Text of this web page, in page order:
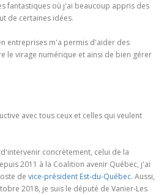
fantastiques où j'ai beaucoup appris des
de certaines idées.
entreprises m'a permis d'aider des
le virage numérique et ainsi de bien gérer
avec tous ceux et celles qui veulent
concrètement, celui de la
2011 à la Coalition avenir Québec, j'ai
de vice-président Est-du-Québec. Aussi,
2018, je suis le député de Vanier-Les